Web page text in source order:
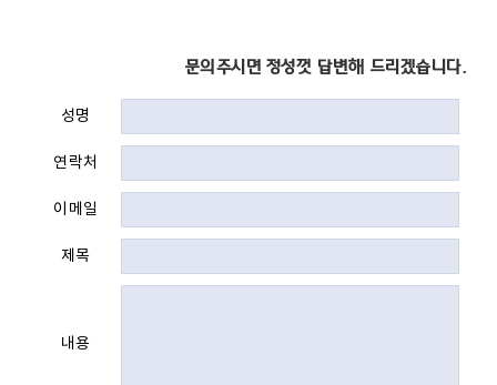
문의주시면 정성껏 답변해 드리겠습니다.
성명
연락처
이메일
제목
내용